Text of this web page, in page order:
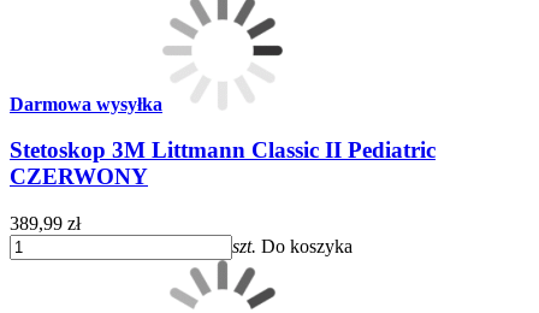
Darmowa wysyłka
Stetoskop 3M Littmann Classic II Pediatric
CZERWONY
389,99 zł
szt. Do koszyka